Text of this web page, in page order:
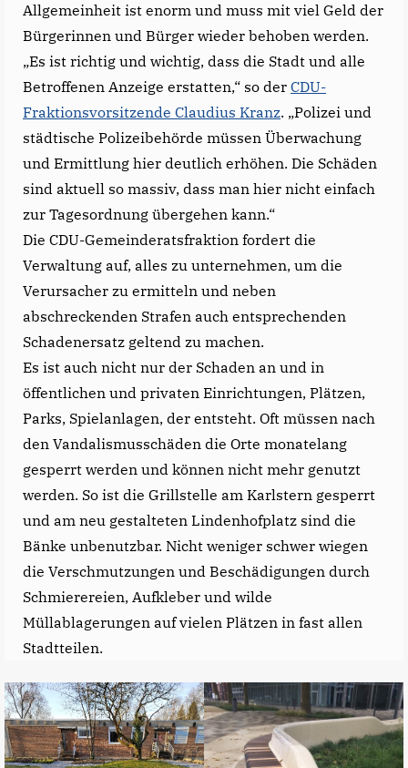
Allgemeinheit ist enorm und muss mit viel Geld der
Bürgerinnen und Bürger wieder behoben werden.
„Es ist richtig und wichtig, dass die Stadt und alle
Betroffenen Anzeige erstatten,“ so der CDU-
Fraktionsvorsitzende Claudius Kranz. „Polizei und
städtische Polizeibehörde müssen Überwachung
und Ermittlung hier deutlich erhöhen. Die Schäden
sind aktuell so massiv, dass man hier nicht einfach
zur Tagesordnung übergehen kann.“
Die CDU-Gemeinderatsfraktion fordert die
Verwaltung auf, alles zu unternehmen, um die
Verursacher zu ermitteln und neben
abschreckenden Strafen auch entsprechenden
Schadenersatz geltend zu machen.
Es ist auch nicht nur der Schaden an und in
öffentlichen und privaten Einrichtungen, Plätzen,
Parks, Spielanlagen, der entsteht. Oft müssen nach
den Vandalismusschäden die Orte monatelang
gesperrt werden und können nicht mehr genutzt
werden. So ist die Grillstelle am Karlstern gesperrt
und am neu gestalteten Lindenhofplatz sind die
Bänke unbenutzbar. Nicht weniger schwer wiegen
die Verschmutzungen und Beschädigungen durch
Schmierereien, Aufkleber und wilde
Müllablagerungen auf vielen Plätzen in fast allen
Stadtteilen.